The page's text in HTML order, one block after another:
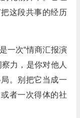
这段共事的经历
一次“情商汇报演
力，是你对他人
。别把它当成一
者一次得体的社